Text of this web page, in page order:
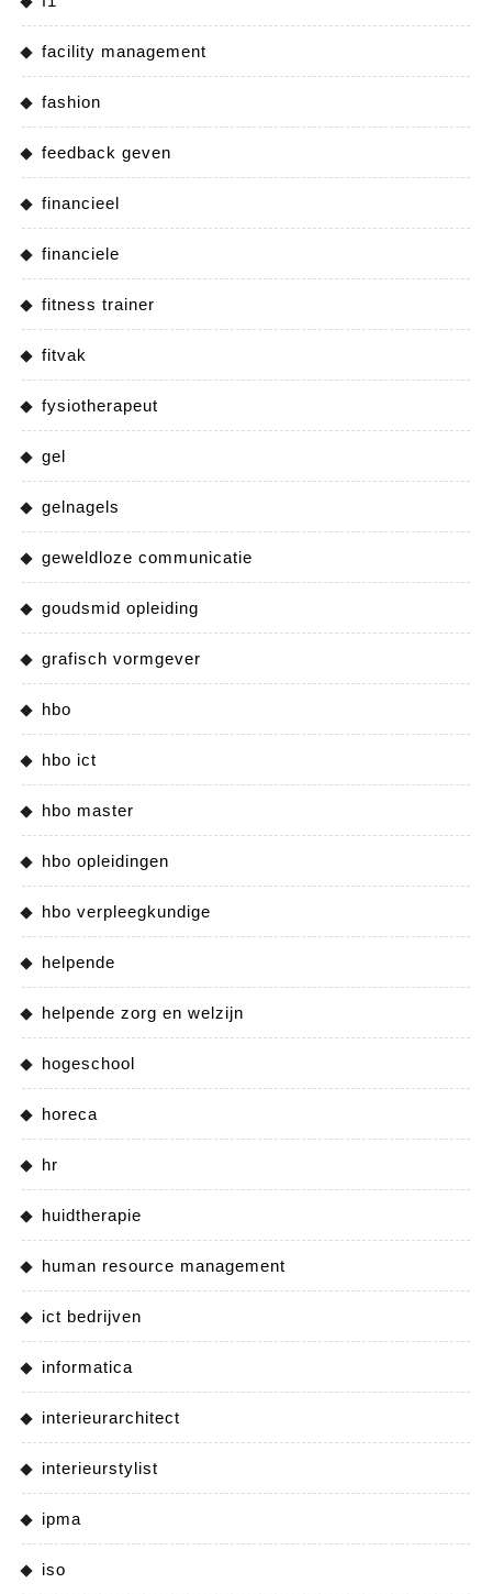
facility management
fashion
feedback geven
financieel
financiele
fitness trainer
fitvak
fysiotherapeut
gel
gelnagels
geweldloze communicatie
goudsmid opleiding
grafisch vormgever
hbo
hbo ict
hbo master
hbo opleidingen
hbo verpleegkundige
helpende
helpende zorg en welzijn
hogeschool
horeca
hr
huidtherapie
human resource management
ict bedrijven
informatica
interieurarchitect
interieurstylist
ipma
iso